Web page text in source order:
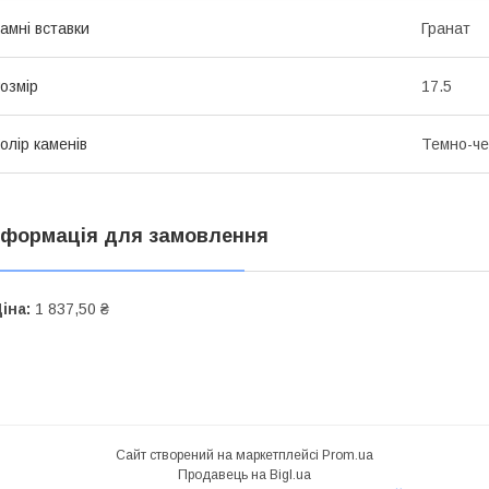
вставки Гранат
17.5
каменів Темно-
для замовлення
1 837,50 ₴
Сайт створений на маркетплейсі Prom.ua
Продавець на Bigl.ua